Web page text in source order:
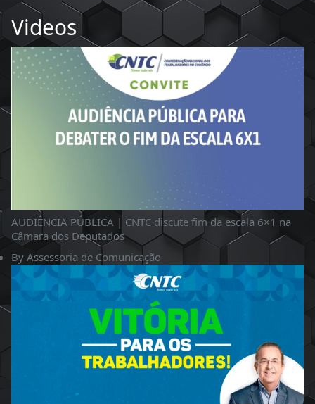
Videos
AUDIÊNCIA PÚBLICA | CNTC discute fim da escala 6×1 na
Câmara dos Deputados
By Assessoria de Comunicação